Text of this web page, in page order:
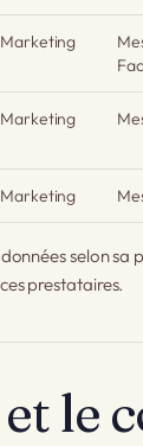
Marketing
Marketing
Marketing
selon
prestataires.
le